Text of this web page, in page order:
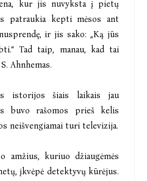
kur jis nuvyksta į pietų
patraukia kepti mėsos ant
ir jis sako: „Ką jūs
Tad taip, manau, kad tai
Ahnhemas.
istorijos šiais laikais jau
buvo rašomos prieš kelis
neišvengiamai turi televizija.
amžius, kuriuo džiaugėmės
įkvėpė detektyvų kūrėjus.